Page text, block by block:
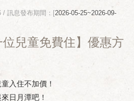
/ 訊息發布期間：[2026-05-25~2026-09-
兒童免費住】優惠方
入住不加價！
日月潭吧！